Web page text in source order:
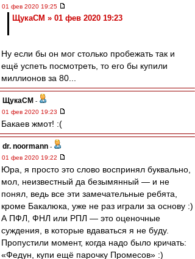
01 фев 2020 19:25
ЩукаСМ » 01 фев 2020 19:23
Ну если бы он мог столько пробежать так и
ещё успеть посмотреть, то его бы купили
миллионов за 80...
ЩукаСМ -
01 фев 2020 19:23
Бакаев жмот! :(
dr. noormann -
01 фев 2020 19:22
Юра, я просто это слово воспринял буквально,
мол, неизвестный да безымянный — и не
понял, ведь все эти замечательные ребята,
кроме Бакалюка, уже не раз играли за основу :)
А ПФЛ, ФНЛ или РПЛ — это оценочные
суждения, в которые вдаваться я не буду.
Пропустили момент, когда надо было кричать:
«Федун, купи ещё парочку Промесов» :)